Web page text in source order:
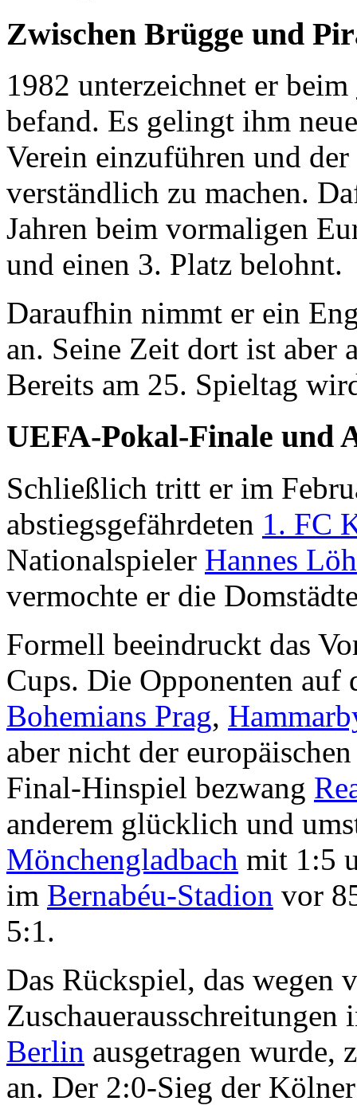
Zwischen Brügge und
1982 unterzeichnet er beim
befand. Es gelingt ihm
Verein einzuführen und
verständlich zu machen.
Jahren beim vormaligen
und einen 3. Platz belohnt.
Daraufhin nimmt er ein
an. Seine Zeit dort ist aber
Bereits am 25. Spieltag
UEFA-Pokal-Finale und
Schließlich tritt er im
abstiegsgefährdeten 1. FC
Nationalspieler Hannes
vermochte er die
Formell beeindruckt das
Cups. Die Opponenten auf
Bohemians Prag,
aber nicht der
Final-Hinspiel bezwang
anderem glücklich und
Mönchengladbach mit 1:5
im Bernabéu-Stadion vor
5:1.
Das Rückspiel, das wegen
Berlin ausgetragen wurde,
an. Der 2:0-Sieg der